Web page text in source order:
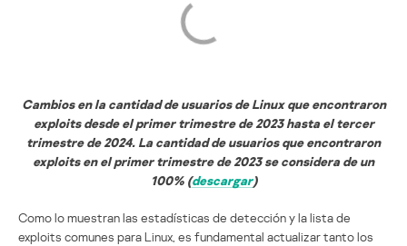
Cambios en la cantidad de usuarios de Linux que encontraron
exploits desde el primer trimestre de 2023 hasta el tercer
trimestre de 2024. La cantidad de usuarios que encontraron
exploits en el primer trimestre de 2023 se considera de un
100% (descargar)
Como lo muestran las estadísticas de detección y la lista de
exploits comunes para Linux, es fundamental actualizar tanto los